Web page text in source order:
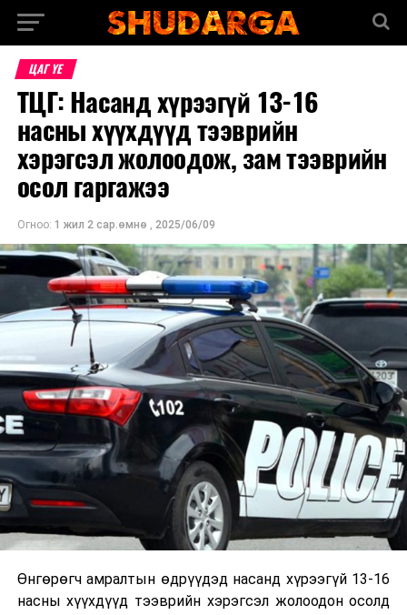
ЦАГ ҮЕ
ТЦГ: Насанд хүрээгүй 13-16
насны хүүхдүүд тээврийн
хэрэгсэл жолоодож, зам тээврийн
осол гаргажээ
Огноо: 1 жил 2 сар.өмнө , 2025/06/09
Өнгөрөгч амралтын өдрүүдэд насанд хүрээгүй 13-16
насны хүүхдүүд тээврийн хэрэгсэл жолоодон осолд